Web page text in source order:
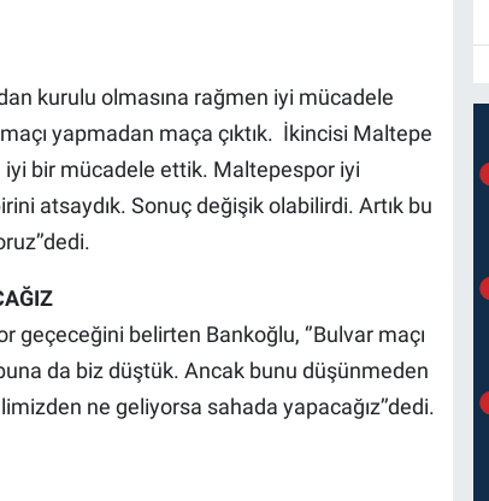
kurulu olmasına rağmen iyi mücadele
yapmadan maça çıktık. İkincisi Maltepe
iyi bir mücadele ettik. Maltepespor iyi
atsaydık. Sonuç değişik olabilirdi. Artık bu
geçeceğini belirten Bankoğlu, ‘’Bulvar maçı
da biz düştük. Ancak bunu düşünmeden
ne geliyorsa sahada yapacağız’’dedi.